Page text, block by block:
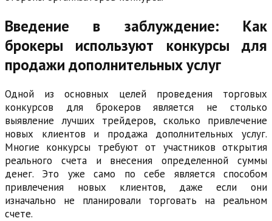
Введение в заблуждение: Как
брокеры используют конкурсы для
продажи дополнительных услуг
Одной из основных целей проведения торговых
конкурсов для брокеров является не столько
выявление лучших трейдеров, сколько привлечение
новых клиентов и продажа дополнительных услуг.
Многие конкурсы требуют от участников открытия
реального счета и внесения определенной суммы
денег. Это уже само по себе является способом
привлечения новых клиентов, даже если они
изначально не планировали торговать на реальном
счете.